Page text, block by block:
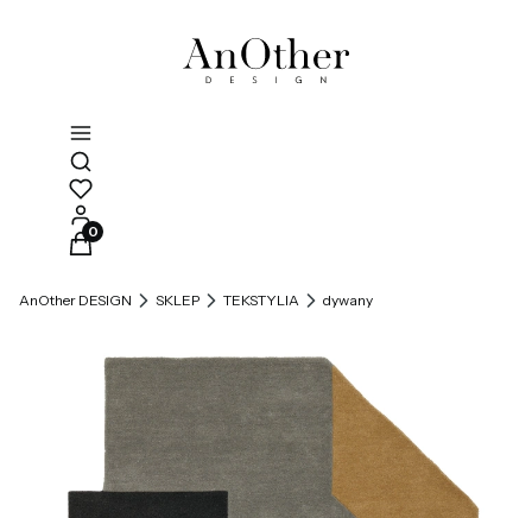
Otwórz wyszukiwarkę
Produkty w koszyku: 0. Zobacz szczegóły
AnOther DESIGN SKLEP TEKSTYLIA dywany